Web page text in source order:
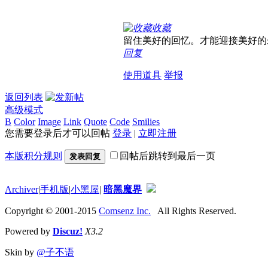
收藏
留住美好的回忆。才能迎接美好
回复
使用道具 举报
返回列表
高级模式
B Color Image Link Quote Code Smilies
您需要登录后才可以回帖 登录 | 立即注册
本版积分规则 发表回复 回帖后跳转到最后一页
Archiver|手机版|小黑屋| 暗黑魔界
Copyright © 2001-2015 Comsenz Inc. All Rights Reserved.
Powered by Discuz! X3.2
Skin by @子不语